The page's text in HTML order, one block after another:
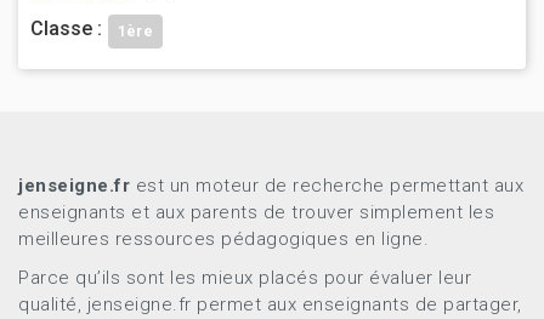
Classe :
1ère
jenseigne.fr est un moteur de recherche permettant aux
enseignants et aux parents de trouver simplement les
meilleures ressources pédagogiques en ligne.
Parce qu’ils sont les mieux placés pour évaluer leur
qualité, jenseigne.fr permet aux enseignants de partager,